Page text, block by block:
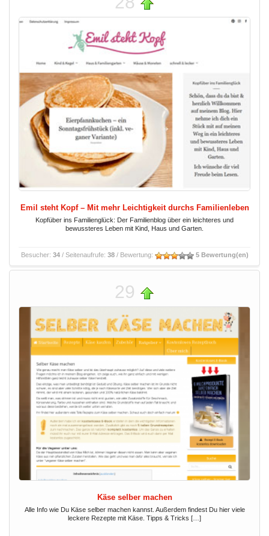
Emil steht Kopf – Mit mehr Leichtigkeit durchs Familienleben
Kopfüber ins Familienglück: Der Familienblog über ein leichteres und
bewussteres Leben mit Kind, Haus und Garten.
Besucher: 34/ Seitenaufrufe: 38/ Bewertung: 5 Bewertung(en)
29
Käse selber machen
Alle Info wie Du Käse selber machen kannst. Außerdem findest Du hier viele
leckere Rezepte mit Käse. Tipps & Tricks […]